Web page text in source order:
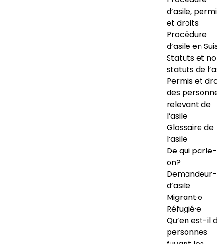
d’asile,
et droits
Procédure
d’asile en
Statuts et
statuts de
Permis et
des
relevant de
l’asile
Glossaire de
l’asile
De qui
on?
d’asile
Migrant·e
Réfugié·e
Qu’en est-il
personnes